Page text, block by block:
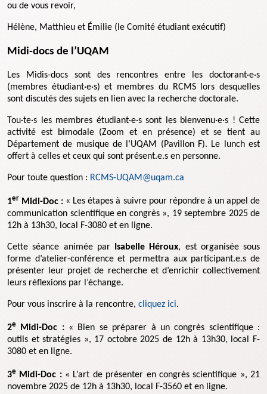
ou de vous revoir,
Hélène, Matthieu et Émilie (le Comité étudiant exécutif)
Midi-docs de l’UQAM
Les Midis-docs sont des rencontres entre les doctorant·e·s
(membres étudiant·e·s) et membres du RCMS lors desquelles
sont discutés des sujets en lien avec la recherche doctorale.
Tou·te·s les membres étudiant·e·s sont les bienvenu·e·s ! Cette
activité est bimodale (Zoom et en présence) et se tient au
Département de musique de l’UQAM (Pavillon F). Le lunch est
offert à celles et ceux qui sont présent.e.s en personne.
Pour toute question : RCMS-UQAM@uqam.ca
1er Midi-Doc : « Les étapes à suivre pour répondre à un appel de
communication scientifique en congrès », 19 septembre 2025 de
12h à 13h30, local F-3080 et en ligne.
Cette séance animée par Isabelle Héroux, est organisée sous
forme d’atelier-conférence et permettra aux participant.e.s de
présenter leur projet de recherche et d’enrichir collectivement
leurs réflexions par l’échange.
Pour vous inscrire à la rencontre, cliquez ici.
2e Midi-Doc :« Bien se préparer à un congrès scientifique :
outils et stratégies », 17 octobre 2025 de 12h à 13h30, local F-
3080 et en ligne.
3e Midi-Doc : « L’art de présenter en congrès scientifique », 21
novembre 2025 de 12h à 13h30, local F-3560 et en ligne.